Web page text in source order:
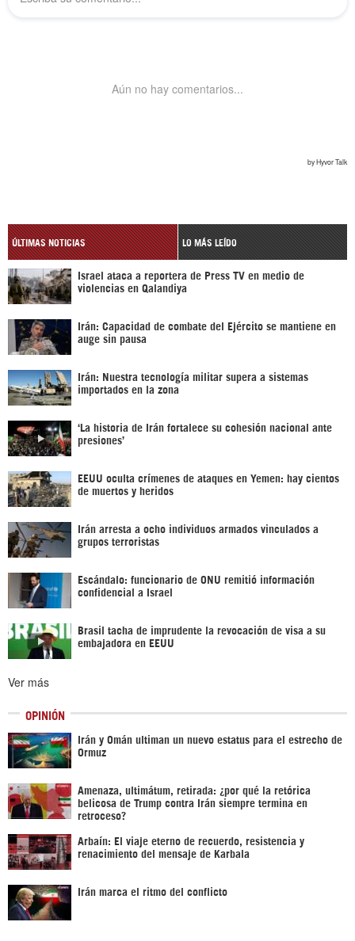
ÚLTIMAS NOTICIAS LO MÁS LEÍDO
Israel ataca a reportera de Press TV en medio de
violencias en Qalandiya
Irán: Capacidad de combate del Ejército se mantiene en
auge sin pausa
Irán: Nuestra tecnología militar supera a sistemas
importados en la zona
‘La historia de Irán fortalece su cohesión nacional ante
presiones’
EEUU oculta crímenes de ataques en Yemen: hay cientos
de muertos y heridos
Irán arresta a ocho individuos armados vinculados a
grupos terroristas
Escándalo: funcionario de ONU remitió información
confidencial a Israel
Brasil tacha de imprudente la revocación de visa a su
embajadora en EEUU
Ver más
OPINIÓN
Irán y Omán ultiman un nuevo estatus para el estrecho de
Ormuz
Amenaza, ultimátum, retirada: ¿por qué la retórica
belicosa de Trump contra Irán siempre termina en
retroceso?
Arbaín: El viaje eterno de recuerdo, resistencia y
renacimiento del mensaje de Karbala
Irán marca el ritmo del conflicto